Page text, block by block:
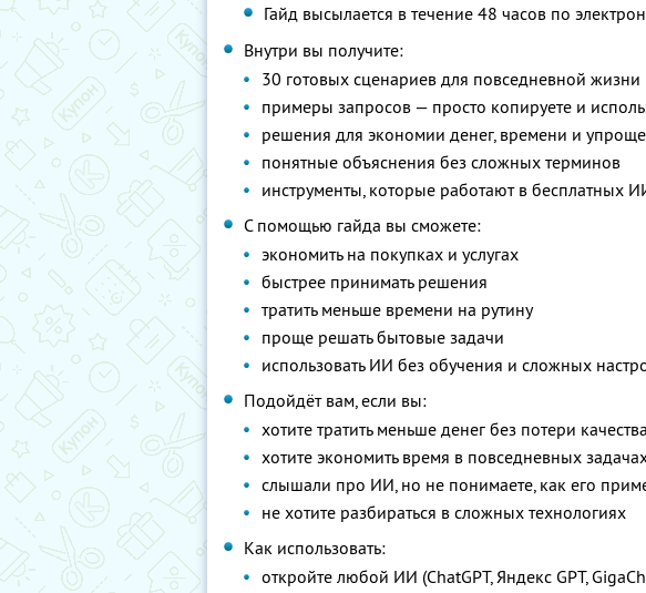
Гайд высылается в течение 48 часов по
Внутри вы получите:
30 готовых сценариев для повседневной жизни
примеры запросов — просто копируете и
решения для экономии денег, времени и
понятные объяснения без сложных терминов
инструменты, которые работают в бесплатных
С помощью гайда вы сможете:
экономить на покупках и услугах
быстрее принимать решения
тратить меньше времени на рутину
проще решать бытовые задачи
использовать ИИ без обучения и сложных
Подойдёт вам, если вы:
хотите тратить меньше денег без потери
хотите экономить время в повседневных
слышали про ИИ, но не понимаете, как его
не хотите разбираться в сложных технологиях
Как использовать:
откройте любой ИИ (ChatGPT, Яндекс GPT,